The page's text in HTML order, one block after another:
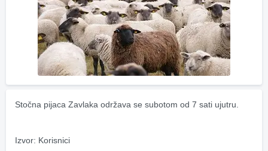
Stočna pijaca Zavlaka održava se subotom od 7 sati ujutru.
Izvor: Korisnici